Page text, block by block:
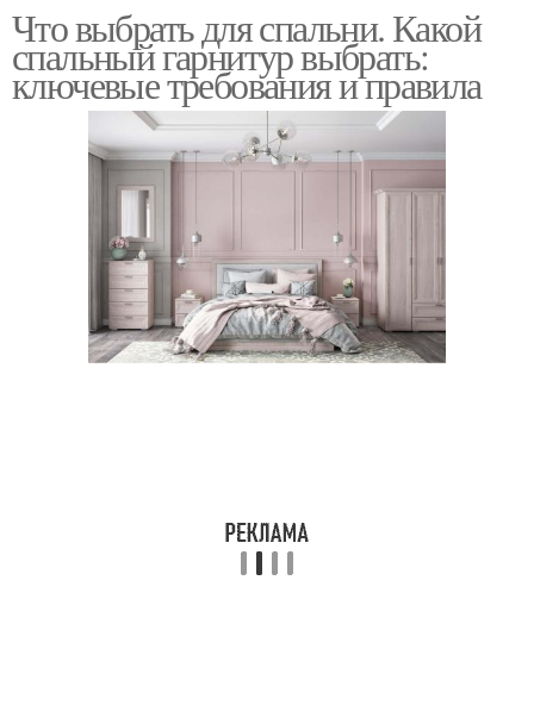
Кухня с цветами Цветы для занавесок
Цвета для кухни Цвета в интерьере
Цвета на восприятие
Что выбрать для спальни. Какой
спальный гарнитур выбрать:
ключевые требования и правила